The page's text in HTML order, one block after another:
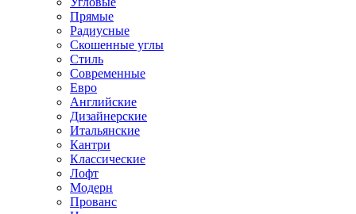
Прямые
Радиусные
Скошенные углы
Стиль
Современные
Евро
Английские
Дизайнерские
Итальянские
Кантри
Классические
Лофт
Модерн
Прованс